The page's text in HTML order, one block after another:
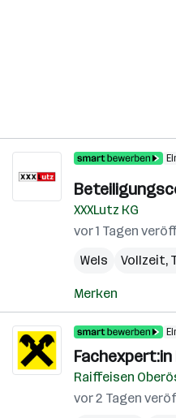
XXXLutz KG
vor 1 Tagen
Wels
Vollzeit,
Merken
Raiffeisen
vor 2 Tagen